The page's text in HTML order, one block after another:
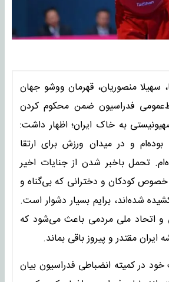
سهیلا منصوریان، قهرمان ووشو جهان
فدراسیون ضمن محکوم کردن
به خاک ایران؛ اظهار داشت:
و در میدان ورزش برای ارتقا
تحمل باخبر شدن از جنایات اخیر
خصوص کودکان و دخترانی که بی‌گناه و
شده‌اند، برایم بسیار دشوار است.
و اتحاد ملی مردمی باعث می‌شود که
مقتدر و پیروز باقی بماند.
در کمیته انضباطی فدراسیون بیان